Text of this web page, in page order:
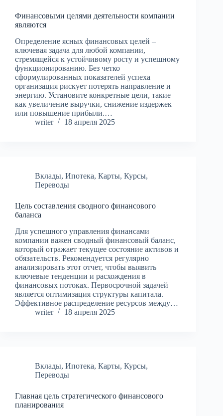
Финансовыми целями деятельности компании
являются
Определение ясных финансовых целей –
ключевая задача для любой компании,
стремящейся к устойчивому росту и успешному
функционированию. Без четко
сформулированных показателей успеха
организация рискует потерять направление и
энергию. Установите конкретные цели, такие
как увеличение выручки, снижение издержек
или повышение прибыли.…
writer
18 апреля 2025
Вклады, Ипотека, Карты, Курсы,
Переводы
Цель составления сводного финансового
баланса
Для успешного управления финансами
компании важен сводный финансовый баланс,
который отражает текущее состояние активов и
обязательств. Рекомендуется регулярно
анализировать этот отчет, чтобы выявить
ключевые тенденции и расхождения в
финансовых потоках. Первосрочной задачей
является оптимизация структуры капитала.
Эффективное распределение ресурсов между…
writer
18 апреля 2025
Вклады, Ипотека, Карты, Курсы,
Переводы
Главная цель стратегического финансового
планирования